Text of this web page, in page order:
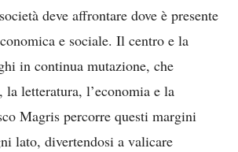
deve affrontare dove è presente
e sociale. Il centro e la
in continua mutazione, che
la letteratura, l’economia e la
Magris percorre questi margini
lato, divertendosi a valicare